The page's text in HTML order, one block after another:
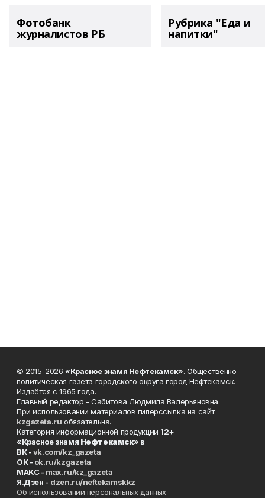
Фотобанк
журналистов РБ
Рубрика "Еда и
напитки"
© 2015-2026 «Красное знамя Нефтекамск». Общественно-
политическая газета городского округа город Нефтекамск.
Издаётся с 1965 года.
Главный редактор - Сабитова Людмила Валерьяновна.
При использовании материалов гиперссылка на сайт
kzgazeta.ru обязательна.
Категория информационной продукции 12+
«Красное знамя Нефтекамск» в
ВК -vk.com/kz_gazeta
ОК - ok.ru/kzgazeta
MAKC - max.ru/kz_gazeta
Я.Дзен - dzen.ru/neftekamskkz
Об использовании персональных данных